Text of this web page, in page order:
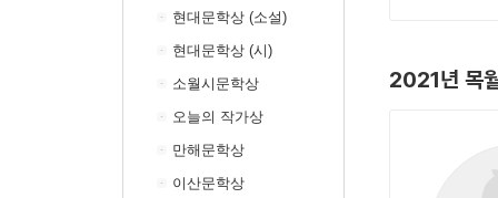
현대문학상 (소설)
현대문학상 (시)
소월시문학상
오늘의 작가상
만해문학상
이산문학상
2021년 목